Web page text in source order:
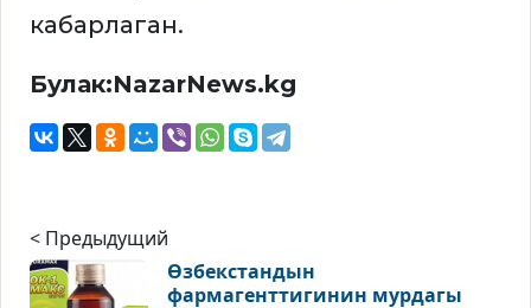
кабарлаган.
Булак:NazarNews.kg
< Предыдущий
Өзбекстандын
фармагенттигинин мурдагы